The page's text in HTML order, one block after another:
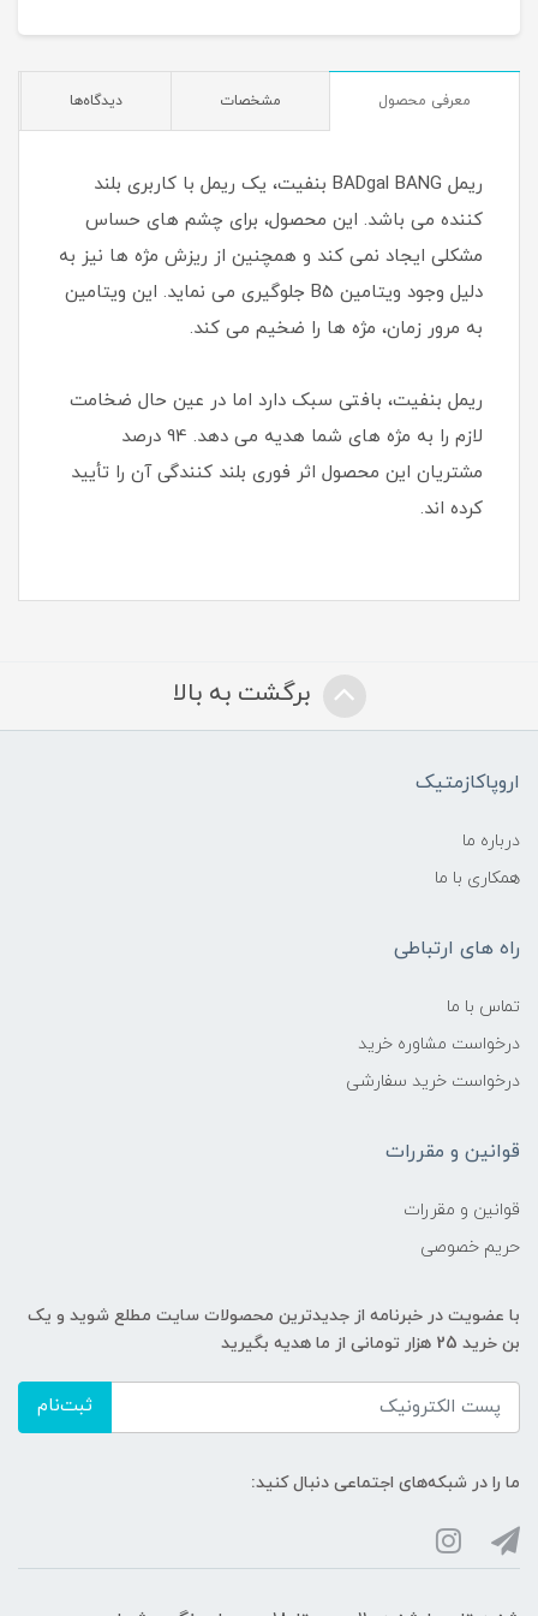
معرفی محصول مشخصات دیدگاه‌ها
ریمل BADgal BANG بنفیت، یک ریمل با کاربری بلند
کننده می باشد. این محصول، برای چشم های حساس
مشکلی ایجاد نمی کند و همچنین از ریزش مژه ها نیز به
دلیل وجود ویتامین B5 جلوگیری می نماید. این ویتامین
به مرور زمان، مژه ها را ضخیم می کند.
ریمل بنفیت، بافتی سبک دارد اما در عین حال ضخامت
لازم را به مژه های شما هدیه می دهد. 94 درصد
مشتریان این محصول اثر فوری بلند کنندگی آن را تأیید
کرده اند.
برگشت به بالا
اروپاکازمتیک
درباره ما
همکاری با ما
راه های ارتباطی
تماس با ما
درخواست مشاوره خرید
درخواست خرید سفارشی
قوانین و مقررات
قوانین و مقررات
حریم خصوصی
با عضویت در خبرنامه از جدیدترین محصولات سایت مطلع شوید و یک
بن خرید 25 هزار تومانی از ما هدیه بگیرید
ثبت‌نام
ما را در شبکه‌های اجتماعی دنبال کنید: